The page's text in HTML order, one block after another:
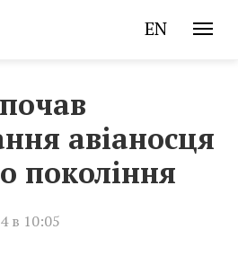
EN
авіаносця
покоління
в 10:05